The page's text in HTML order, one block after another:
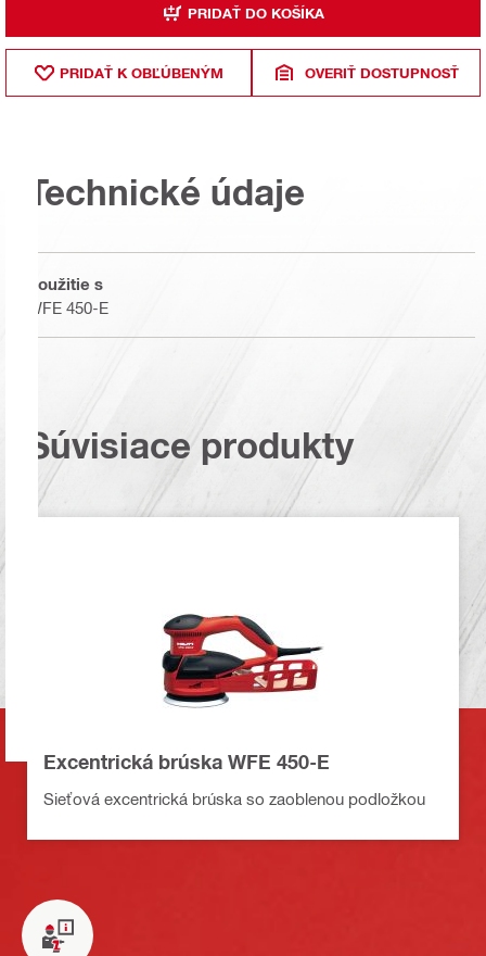
PRIDAŤ DO KOŠÍKA
PRIDAŤ K OBĽÚBENÝM OVERIŤ DOSTUPNOSŤ
Technické údaje
Použitie s
WFE 450-E
Súvisiace produkty
Excentrická brúska WFE 450-E
Sieťová excentrická brúska so zaoblenou podložkou